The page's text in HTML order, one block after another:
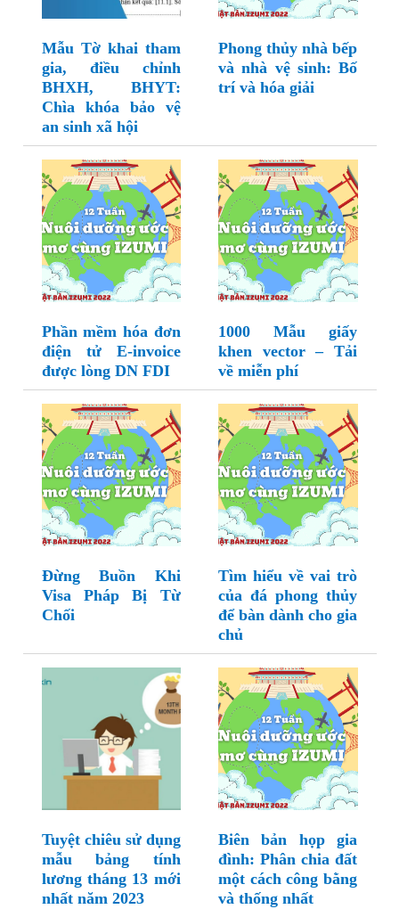
Mẫu Tờ khai tham
gia, điều chỉnh
BHXH, BHYT:
Chìa khóa bảo vệ
an sinh xã hội
Phong thủy nhà bếp
và nhà vệ sinh: Bố
trí và hóa giải
Phần mềm hóa đơn
điện tử E-invoice
được lòng DN FDI
1000 Mẫu giấy
khen vector – Tải
về miễn phí
Đừng Buồn Khi
Visa Pháp Bị Từ
Chối
Tìm hiểu về vai trò
của đá phong thủy
để bàn dành cho gia
chủ
Tuyệt chiêu sử dụng
mẫu bảng tính
lương tháng 13 mới
nhất năm 2023
Biên bản họp gia
đình: Phân chia đất
một cách công bằng
và thống nhất